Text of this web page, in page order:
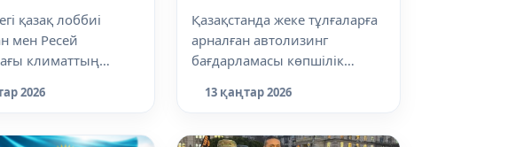
қазақ лоббиі
мен Ресей
климаттың
Ре...
2026
Қазақстанда жеке тұлғаларға
арналған автолизинг
бағдарламасы көпшілік
Желтоқсанда ке...
13 қаңтар 2026